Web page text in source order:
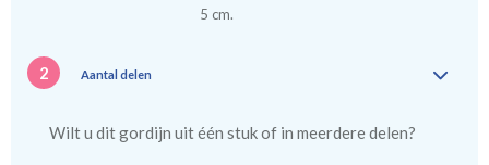
5 cm.
2 Aantal delen
Wilt u dit gordijn uit één stuk of in meerdere delen?